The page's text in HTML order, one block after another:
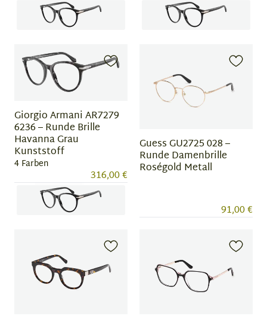
of
Giorgio Armani AR7279
6236 – Runde Brille
Havanna Grau
Kunststoff
4 Farben
316,00 €
Guess GU2725 028 –
Runde Damenbrille
Roségold Metall
91,00 €